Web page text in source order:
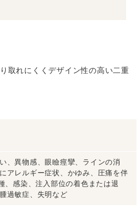
取れにくくデザイン性の高い二重
、異物感、眼瞼痙攣、ラインの消
アレルギー症状、かゆみ、圧痛を伴
、感染、注入部位の着色または退
過敏症、失明など